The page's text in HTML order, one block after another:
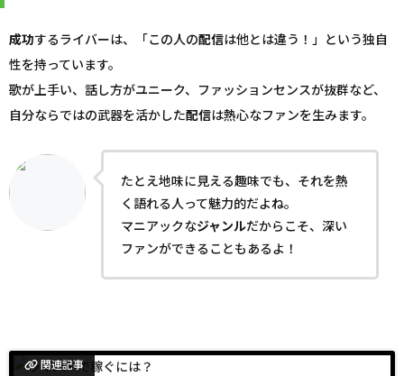
成功するライバーは、「この人の配信は他とは違う！」という独自
性を持っています。
歌が上手い、話し方がユニーク、ファッションセンスが抜群など、
自分ならではの武器を活かした配信は熱心なファンを生みます。
たとえ地味に見える趣味でも、それを熱
く語れる人って魅力的だよね。
マニアックなジャンルだからこそ、深い
ファンができることもあるよ！
関連記事